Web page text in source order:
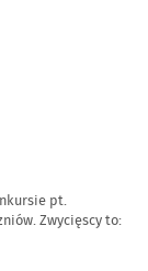
pt.
Zwycięscy to: